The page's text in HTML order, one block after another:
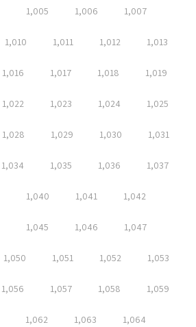
1,005 1,006 1,007
1,010 1,011 1,012 1,013
1,016 1,017 1,018 1,019
1,022 1,023 1,024 1,025
1,028 1,029 1,030 1,031
1,034 1,035 1,036 1,037
1,040 1,041 1,042
1,045 1,046 1,047
1,050 1,051 1,052 1,053
1,056 1,057 1,058 1,059
1,062 1,063 1,064